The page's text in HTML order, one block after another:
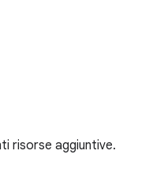
risorse aggiuntive.